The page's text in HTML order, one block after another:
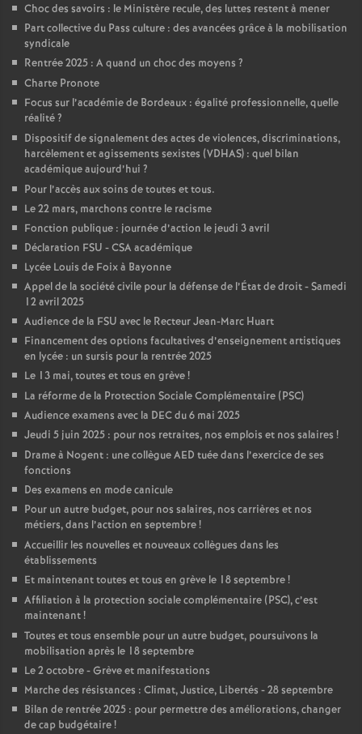
Choc des savoirs : le Ministère recule, des luttes restent à mener
Part collective du Pass culture : des avancées grâce à la mobilisation
syndicale
Rentrée 2025 : A quand un choc des moyens ?
Charte Pronote
Focus sur l’académie de Bordeaux : égalité professionnelle, quelle
réalité?
Dispositif de signalement des actes de violences, discriminations,
harcèlement et agissements sexistes (VDHAS) : quel bilan
académique aujourd’hui ?
Pour l’accès aux soins de toutes et tous.
Le 22 mars, marchons contre le racisme
Fonction publique : journée d’action le jeudi 3 avril
Déclaration FSU - CSA académique
Lycée Louis de Foix à Bayonne
Appel de la société civile pour la défense de l’État de droit - Samedi
12 avril 2025
Audience de la FSU avec le Recteur Jean-Marc Huart
Financement des options facultatives d’enseignement artistiques
en lycée : un sursis pour la rentrée 2025
Le 13 mai, toutes et tous en grève!
La réforme de la Protection Sociale Complémentaire (PSC)
Audience examens avec la DEC du 6 mai 2025
Jeudi 5 juin 2025 : pour nos retraites, nos emplois et nos salaires !
Drame à Nogent : une collègue AED tuée dans l’exercice de ses
fonctions
Des examens en mode canicule
Pour un autre budget, pour nos salaires, nos carrières et nos
métiers, dans l’action en septembre!
Accueillir les nouvelles et nouveaux collègues dans les
établissements
Et maintenant toutes et tous en grève le 18 septembre!
Affiliation à la protection sociale complémentaire (PSC), c’est
maintenant!
Toutes et tous ensemble pour un autre budget, poursuivons la
mobilisation après le 18 septembre
Le 2 octobre - Grève et manifestations
Marche des résistances : Climat, Justice, Libertés - 28 septembre
Bilan de rentrée 2025 : pour permettre des améliorations, changer
de cap budgétaire!